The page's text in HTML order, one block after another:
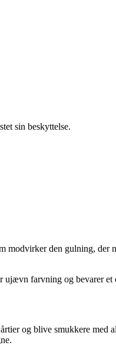
sin beskyttelse.
modvirker den gulning, der
farvning og bevarer et
og blive smukkere med